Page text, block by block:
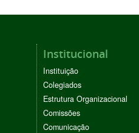
Institucional
Instituição
Colegiados
Estrutura Organizacional
Comissões
Comunicação